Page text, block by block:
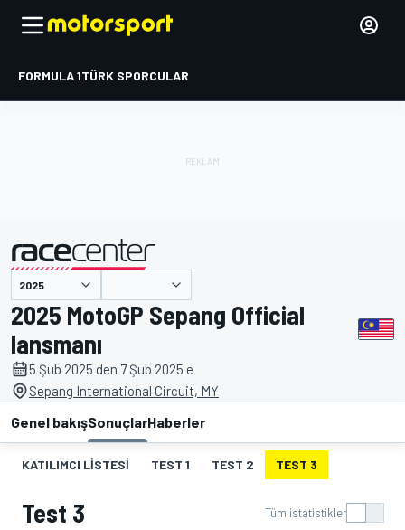
FORMULA 1TÜRK SPORCULAR
2025 MotoGP Sepang Official
lansmanı
5 Şub 2025 den 7 Şub 2025 e
Sepang International Circuit, MY
Genel bakışSonuçlarHaberler
KATILIMCI LISTESI TEST 1 TEST 2 TEST 3
Test 3 Tüm istatistikler